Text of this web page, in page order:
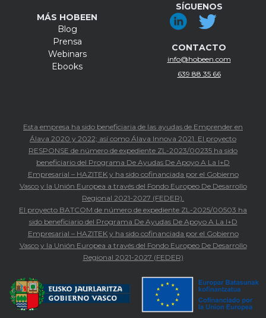
MÁS HOBEEN
Blog
Prensa
Webinars
Ebooks
SÍGUENOS
CONTACTO
info@hobeen.com
639 88 35 66
Esta empresa ha sido beneficiaria de las ayudas de Emprender en
Álava 2020 y 2022; así como Álava Innova 2021. El proyecto
RESPONSE de número de expediente ZL-2023/00235 ha sido
beneficiario del Programa De Ayudas De Apoyo A La I+D
Empresarial – HAZITEK y ha sido cofinanciada por el Gobierno
Vasco y la Unión Europea a través del Fondo Europeo De Desarrollo
Regional 2021-2027 (FEDER).
El proyecto BATCOM de número de expediente ZL-2025/00503 ha
sido beneficiario del Programa De Ayudas De Apoyo A La I+D
Empresarial – HAZITEK y ha sido cofinanciada por el Gobierno
Vasco y la Unión Europea a través del Fondo Europeo De Desarrollo
Regional 2021-2027 (FEDER)